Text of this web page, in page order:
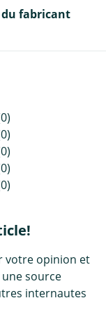
du fabricant
votre opinion et
source
internautes